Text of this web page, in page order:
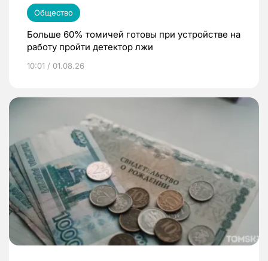
Общество
Больше 60% томичей готовы при устройстве на
работу пройти детектор лжи
10:01 / 01.08.26